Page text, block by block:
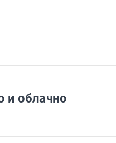
и облачно